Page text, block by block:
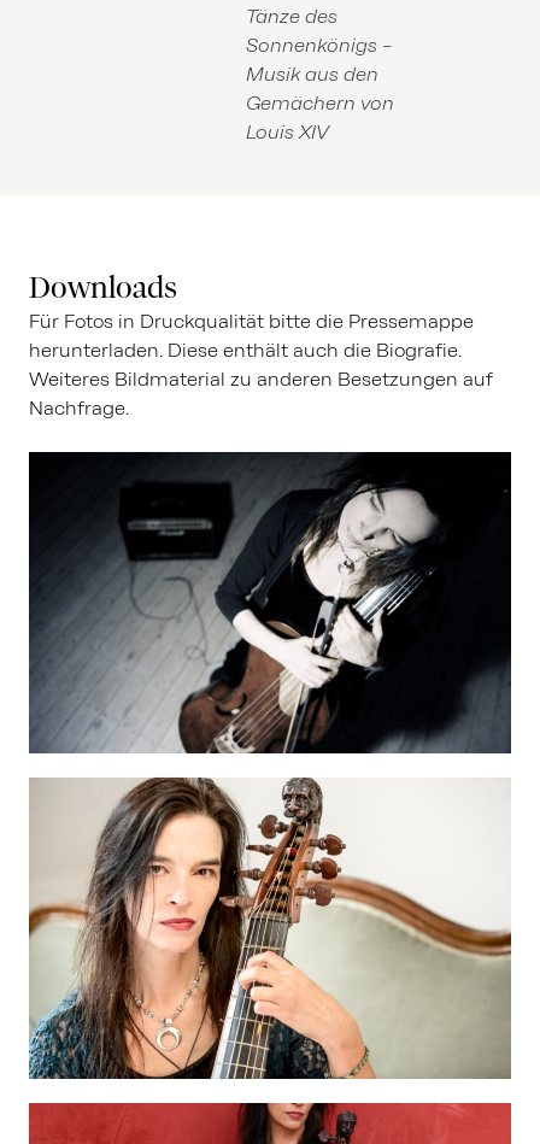
Tänze des
Sonnenkönigs –
Musik aus den
Gemächern von
Louis XIV
Downloads
Für Fotos in Druckqualität bitte die Pressemappe
herunterladen. Diese enthält auch die Biografie.
Weiteres Bildmaterial zu anderen Besetzungen auf
Nachfrage.